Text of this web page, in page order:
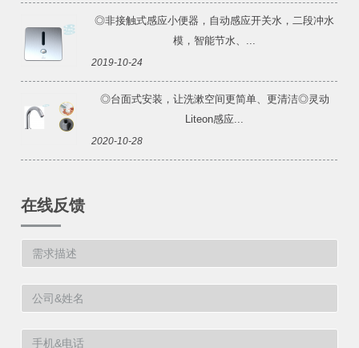
◎非接触式感应小便器，自动感应开关水，二段冲水
模，智能节水、...
2019-10-24
◎台面式安装，让洗漱空间更简单、更清洁◎灵动
Liteon感应...
2020-10-28
在线反馈